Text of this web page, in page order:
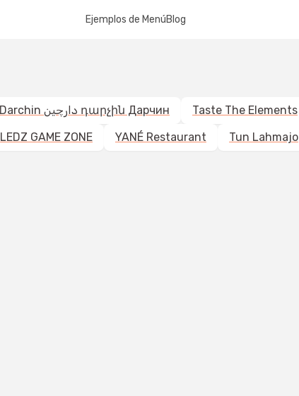
Ejemplos de MenúBlog
Darchin دارچین դարչին Дарчин Taste The Elements
LEDZ GAME ZONE YANÉ Restaurant Tun Lahmajo